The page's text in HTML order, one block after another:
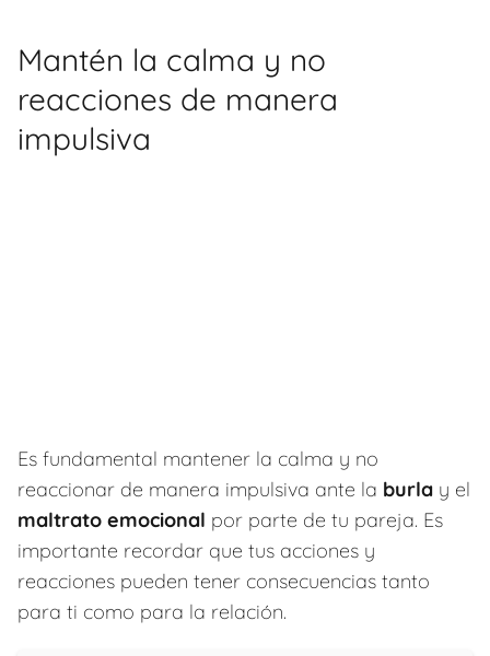
Mantén la calma y no
reacciones de manera
impulsiva
Es fundamental mantener la calma y no
reaccionar de manera impulsiva ante la burla y el
maltrato emocional por parte de tu pareja. Es
importante recordar que tus acciones y
reacciones pueden tener consecuencias tanto
para ti como para la relación.